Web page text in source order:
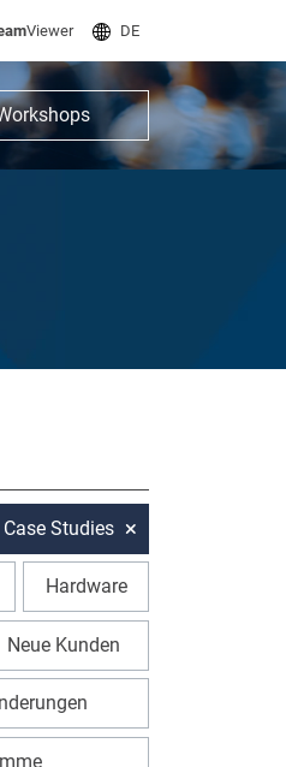
Viewer DE
Case Studies
Hardware
Neue Kunden